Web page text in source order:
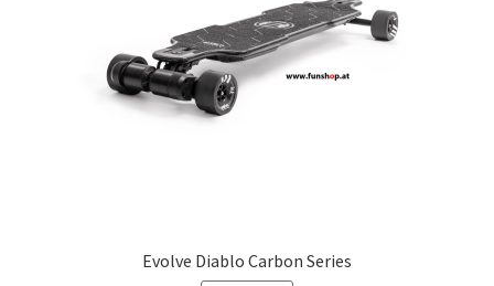
Evolve Diablo Carbon Series